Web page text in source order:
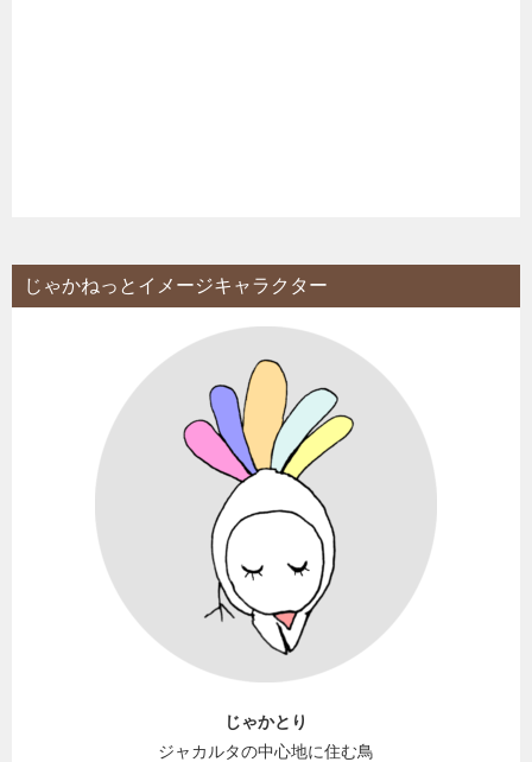
じゃかねっとイメージキャラクター
じゃかとり
ジャカルタの中心地に住む鳥